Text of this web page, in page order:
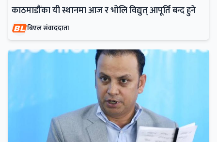
काठमाडौंका यी स्थानमा आज र भोलि विद्युत् आपूर्ति बन्द हुने
बिएल संवाददाता